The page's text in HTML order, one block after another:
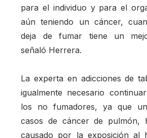
para el individuo y para el
aún teniendo un cáncer,
deja de fumar tiene un
señaló Herrera.
La experta en adicciones de
igualmente necesario
los no fumadores, ya que
casos de cáncer de pulmón,
causado por la exposición al